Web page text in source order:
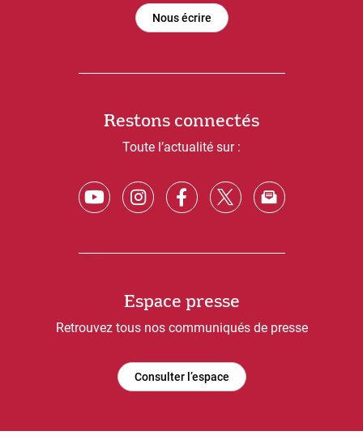
Nous écrire
Restons connectés
Toute l’actualité sur :
Espace presse
Retrouvez tous nos communiqués de presse
Consulter l’espace